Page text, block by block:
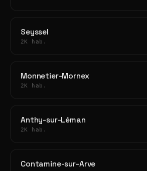
Seyssel
2K hab.
Monnetier-Mornex
2K hab.
Anthy-sur-Léman
2K hab.
Contamine-sur-Arve